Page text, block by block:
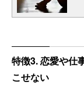
特徴3. 恋愛や仕
こせない